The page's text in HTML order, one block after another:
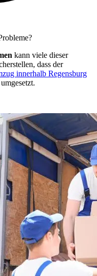
kann viele dieser
dass der
innerhalb Regensburg